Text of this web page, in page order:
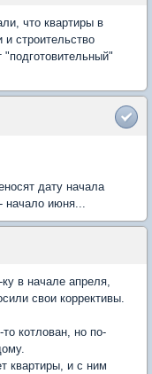
что квартиры в
строительство
дату начала
начало июня...
в начале апреля,
свои коррективы.
котлован, но по-
квартиры, и с ним